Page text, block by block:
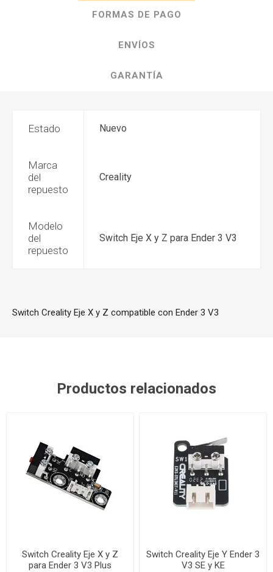
FORMAS DE PAGO
ENVÍOS
GARANTÍA
Estado Nuevo
Marca
del
repuesto
Creality
Modelo
del
repuesto
Switch Eje X y Z para Ender 3 V3
Switch Creality Eje X y Z compatible con Ender 3 V3
Productos relacionados
Switch Creality Eje X y Z
para Ender 3 V3 Plus
Switch Creality Eje Y Ender 3
V3 SE y KE